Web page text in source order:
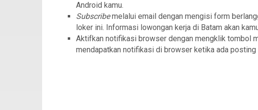
Android kamu.
Subscribemelalui email dengan mengisi form
loker ini. Informasi lowongan kerja di Batam akan
Aktifkan notifikasi browser dengan mengklik tombol
mendapatkan notifikasi di browser ketika ada posting